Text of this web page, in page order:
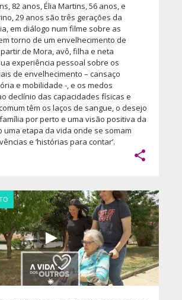
82 anos, Élia Martins, 56 anos, e
29 anos são três gerações da
em diálogo num filme sobre as
torno de um envelhecimento de
de Mora, avô, filha e neta
experiência pessoal sobre os
de envelhecimento – cansaço
e mobilidade -, e os medos
declínio das capacidades físicas e
por perto e uma visão positiva da
uma etapa da vida onde se somam
e ‘histórias para contar’.
